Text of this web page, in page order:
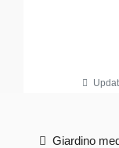
Giardino